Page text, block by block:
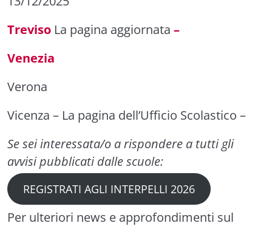
Treviso La pagina aggiornata –
Venezia
Verona
Vicenza – La pagina dell’Ufficio Scolastico –
Se sei interessata/o a rispondere a tutti gli
avvisi pubblicati dalle scuole:
REGISTRATI AGLI INTERPELLI 2026
Per ulteriori news e approfondimenti sul